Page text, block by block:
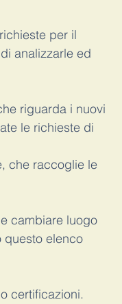
ritorno a scuola
per il
analizzarle ed
riguarda i nuovi
le richieste di
che raccoglie le
cambiare luogo
questo elenco
certificazioni.